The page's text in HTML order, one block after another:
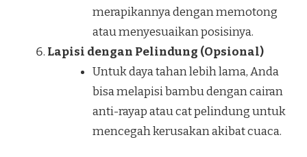
merapikannya dengan memotong
atau menyesuaikan posisinya.
Lapisi dengan Pelindung (Opsional)
Untuk daya tahan lebih lama, Anda
bisa melapisi bambu dengan cairan
anti-rayap atau cat pelindung untuk
mencegah kerusakan akibat cuaca.